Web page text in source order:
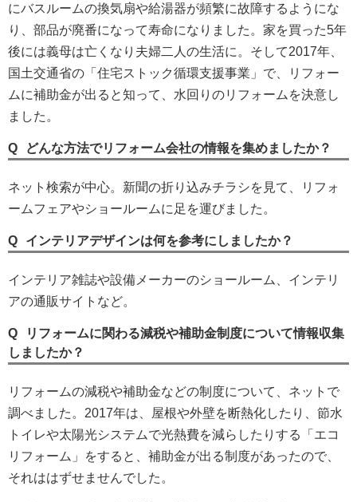
にバスルームの換気扇や給湯器が頻繁に故障するようにな
り、部品が廃番になって寿命になりました。家を買った5年
後には義母は亡くなり夫婦二人の生活に。そして2017年、
国土交通省の「住宅ストック循環支援事業」で、リフォー
ムに補助金が出ると知って、水回りのリフォームを決意し
ました。
どんな方法でリフォーム会社の情報を集めましたか？
ネット検索が中心。新聞の折り込みチラシを見て、リフォ
ームフェアやショールームに足を運びました。
インテリアデザインは何を参考にしましたか？
インテリア雑誌や設備メーカーのショールーム、インテリ
アの通販サイトなど。
リフォームに関わる減税や補助金制度について情報収集
しましたか？
リフォームの減税や補助金などの制度について、ネットで
調べました。2017年は、屋根や外壁を断熱化したり、節水
トイレや太陽光システムで光熱費を減らしたりする「エコ
リフォーム」をすると、補助金が出る制度があったので、
それははずせませんでした。